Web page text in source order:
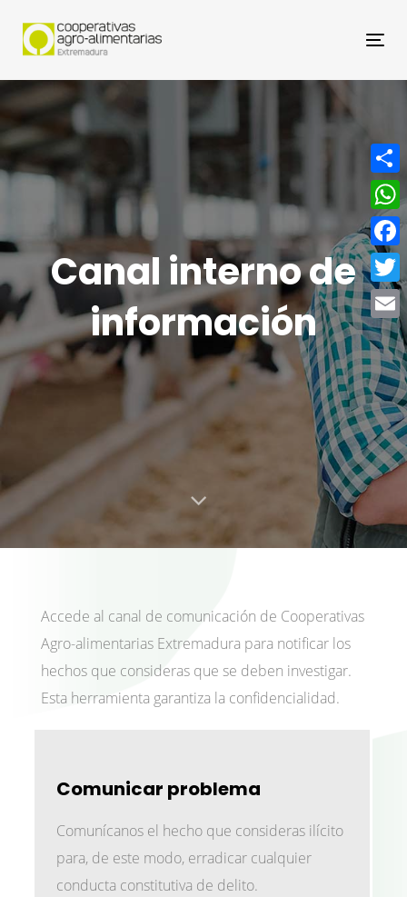
Canal interno de
información
Accede al canal de comunicación de Cooperativas
Agro-alimentarias Extremadura para notificar los
hechos que consideras que se deben investigar.
Esta herramienta garantiza la confidencialidad.
Comunicar problema
Comunícanos el hecho que consideras ilícito
para, de este modo, erradicar cualquier
conducta constitutiva de delito.
Email